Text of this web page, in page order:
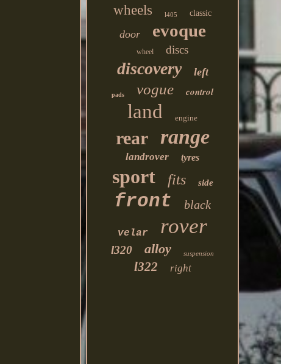
wheels l405 classic
door evoque
wheel discs
discovery left
pads vogue control
land engine
rear range
landrover tyres
sport fits side
front black
velar rover
l320 alloy suspension
l322 right